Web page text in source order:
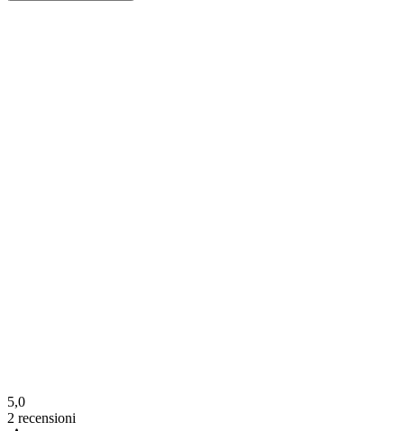
5,0
2 recensioni